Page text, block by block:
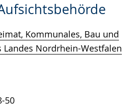
Kommunales, Bau und
Nordrhein-Westfalen
50